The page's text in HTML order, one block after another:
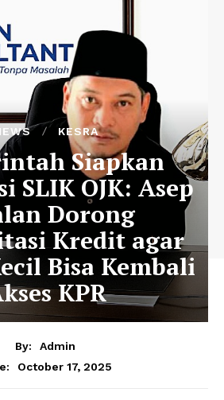
KESRA
Siapkan
SLIK OJK: Asep
Dorong
Kredit agar
Bisa Kembali
KPR
By:
Admin
October 17, 2025